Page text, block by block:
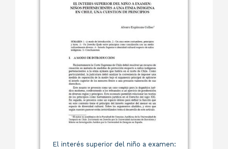
El interés superior del niño a examen: